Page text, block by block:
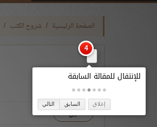
الصفحة الرئيسية شروح الكتب
تحميل
إغلاق السابق التالي